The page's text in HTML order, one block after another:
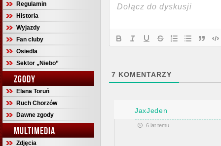
Regulamin
Historia
Wyjazdy
Fan cluby
Osiedla
Sektor „Niebo”
ZGODY
Elana Toruń
Ruch Chorzów
Dawne zgody
MULTIMEDIA
Zdjęcia
7 KOMENTARZY
JaxJeden
6 lat temu